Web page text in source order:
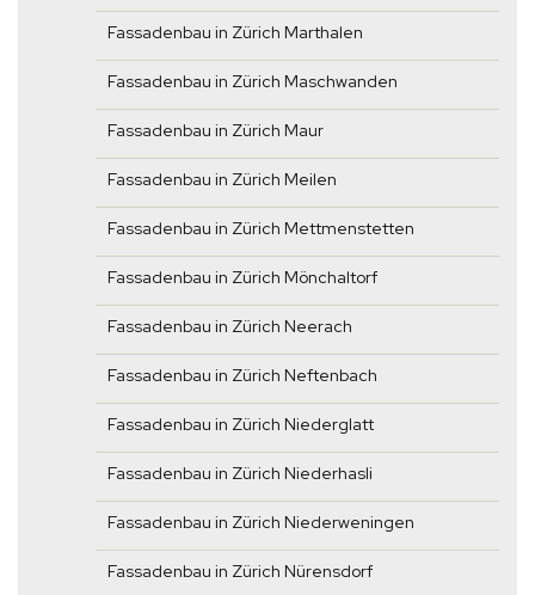
Fassadenbau in Zürich Marthalen
Fassadenbau in Zürich Maschwanden
Fassadenbau in Zürich Maur
Fassadenbau in Zürich Meilen
Fassadenbau in Zürich Mettmenstetten
Fassadenbau in Zürich Mönchaltorf
Fassadenbau in Zürich Neerach
Fassadenbau in Zürich Neftenbach
Fassadenbau in Zürich Niederglatt
Fassadenbau in Zürich Niederhasli
Fassadenbau in Zürich Niederweningen
Fassadenbau in Zürich Nürensdorf